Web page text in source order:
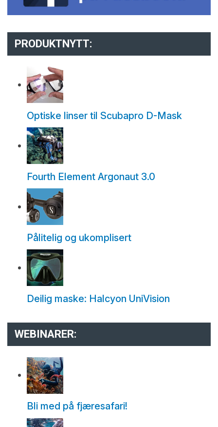
PRODUKTNYTT:
Optiske linser til Scubapro D-Mask
Fourth Element Argonaut 3.0
Pålitelig og ukomplisert
Deilig maske: Halcyon UniVision
WEBINARER:
Bli med på fjæresafari!